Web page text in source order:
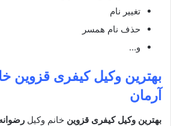
تغییر نام
حذف نام همسر
و…
بهترین وکیل کیفری قزوین
آرمان
بهترین وکیل کیفری قزوین خانم وکیل